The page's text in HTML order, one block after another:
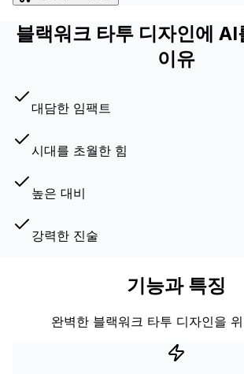
블랙워크 타투 디자인에
이유
대담한 임팩트
시대를 초월한 힘
높은 대비
강력한 진술
기능과 특징
완벽한 블랙워크 타투 디자인을